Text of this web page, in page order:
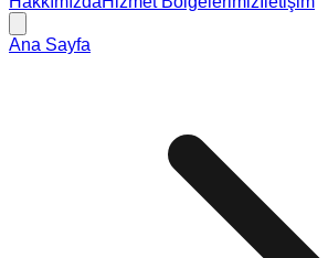
Ana Sayfa